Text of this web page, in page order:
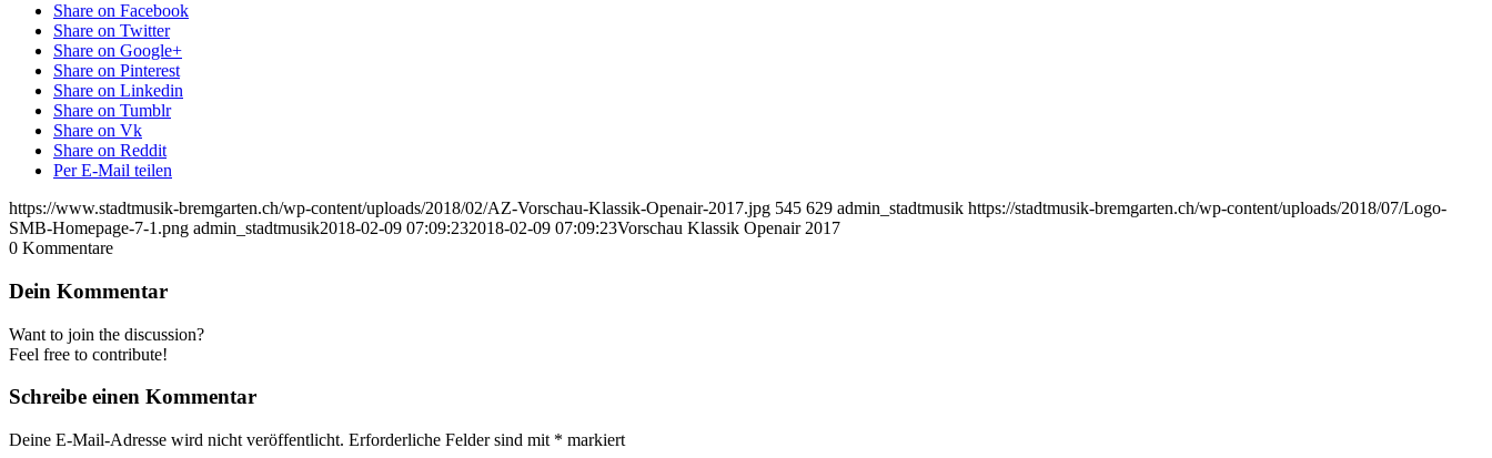
Share on Facebook
Share on Twitter
Share on Google+
Share on Pinterest
Share on Linkedin
Share on Tumblr
Share on Vk
Share on Reddit
Per E-Mail teilen
https://www.stadtmusik-bremgarten.ch/wp-content/uploads/2018/02/AZ-Vorschau-Klassik-Openair-2017.jpg 545 629 admin_stadtmusik https://stadtmusik-bremgarten.ch/wp-content/uploads/2018/07/Logo-
SMB-Homepage-7-1.png admin_stadtmusik2018-02-09 07:09:232018-02-09 07:09:23Vorschau Klassik Openair 2017
0 Kommentare
Dein Kommentar
Want to join the discussion?
Feel free to contribute!
Schreibe einen Kommentar
Deine E-Mail-Adresse wird nicht veröffentlicht. Erforderliche Felder sind mit * markiert